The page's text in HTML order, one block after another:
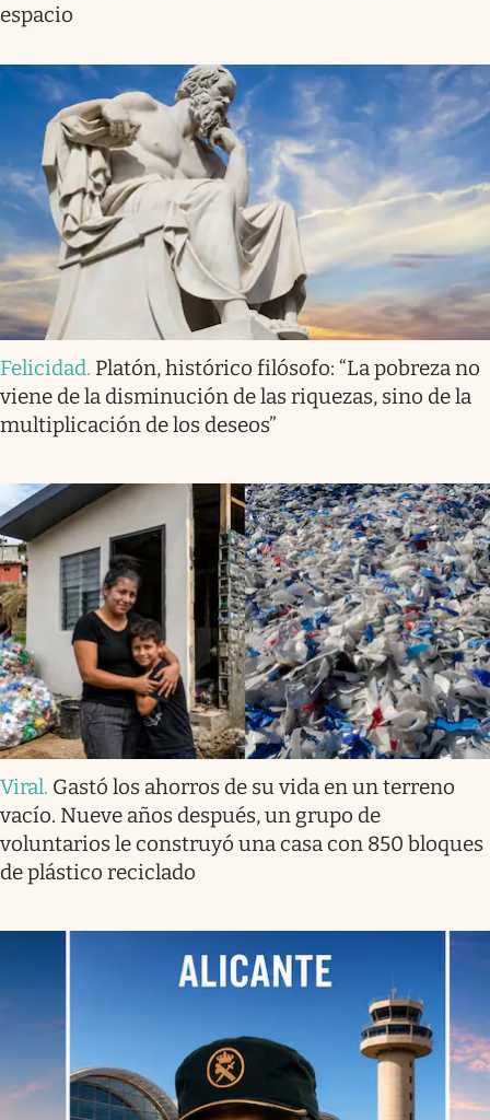
espacio
Felicidad. Platón, histórico filósofo: “La pobreza no
viene de la disminución de las riquezas, sino de la
multiplicación de los deseos”
Viral. Gastó los ahorros de su vida en un terreno
vacío. Nueve años después, un grupo de
voluntarios le construyó una casa con 850 bloques
de plástico reciclado